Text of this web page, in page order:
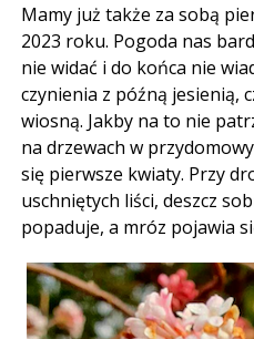
Mamy już także za sobą
2023 roku. Pogoda nas
nie widać i do końca nie
czynienia z późną jesienią,
wiosną. Jakby na to nie
na drzewach w
się pierwsze kwiaty. Przy
uschniętych liści, deszcz
popaduje, a mróz pojawia